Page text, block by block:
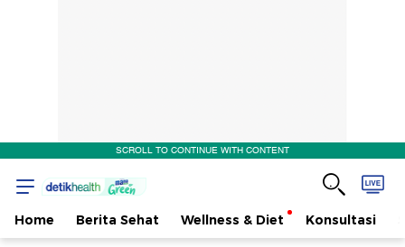
SCROLL TO CONTINUE WITH CONTENT
Home Berita Sehat Wellness & Diet Konsultasi